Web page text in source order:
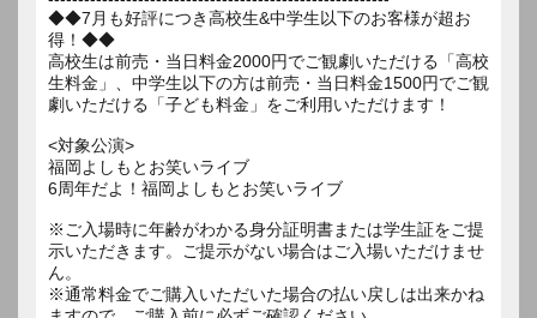
◆◆7月も好評につき高校生&中学生以下のお客様が超お
得！◆◆
高校生は前売・当日料金2000円でご観劇いただける「高校
生料金」、中学生以下の方は前売・当日料金1500円でご観
劇いただける「子ども料金」をご利用いただけます！
<対象公演>
福岡よしもとお笑いライブ
6周年だよ！福岡よしもとお笑いライブ
※ご入場時に年齢がわかる身分証明書または学生証をご提
示いただきます。ご提示がない場合はご入場いただけませ
ん。
※通常料金でご購入いただいた場合の払い戻しは出来かね